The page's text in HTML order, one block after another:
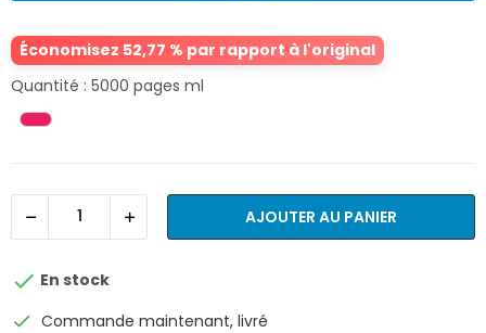
Économisez 52,77 % par rapport à l'original
Quantité : 5000 pages ml
AJOUTER AU PANIER
 En stock
check Commande maintenant, livré